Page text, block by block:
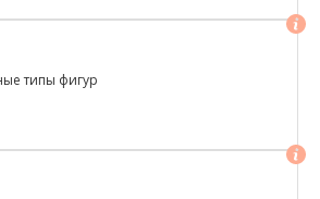
типы фигур